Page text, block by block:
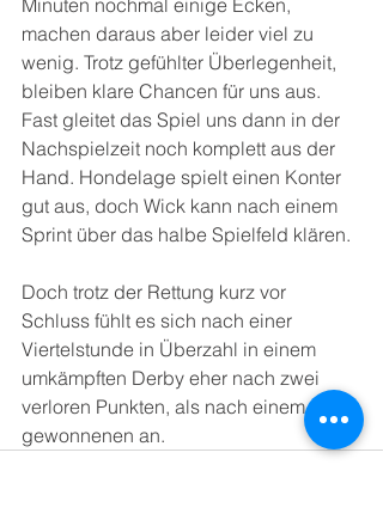
Minuten nochmal einige Ecken,
machen daraus aber leider viel zu
wenig. Trotz gefühlter Überlegenheit,
bleiben klare Chancen für uns aus.
Fast gleitet das Spiel uns dann in der
Nachspielzeit noch komplett aus der
Hand. Hondelage spielt einen Konter
gut aus, doch Wick kann nach einem
Sprint über das halbe Spielfeld klären.
Doch trotz der Rettung kurz vor
Schluss fühlt es sich nach einer
Viertelstunde in Überzahl in einem
umkämpften Derby eher nach zwei
verloren Punkten, als nach einem
gewonnenen an.